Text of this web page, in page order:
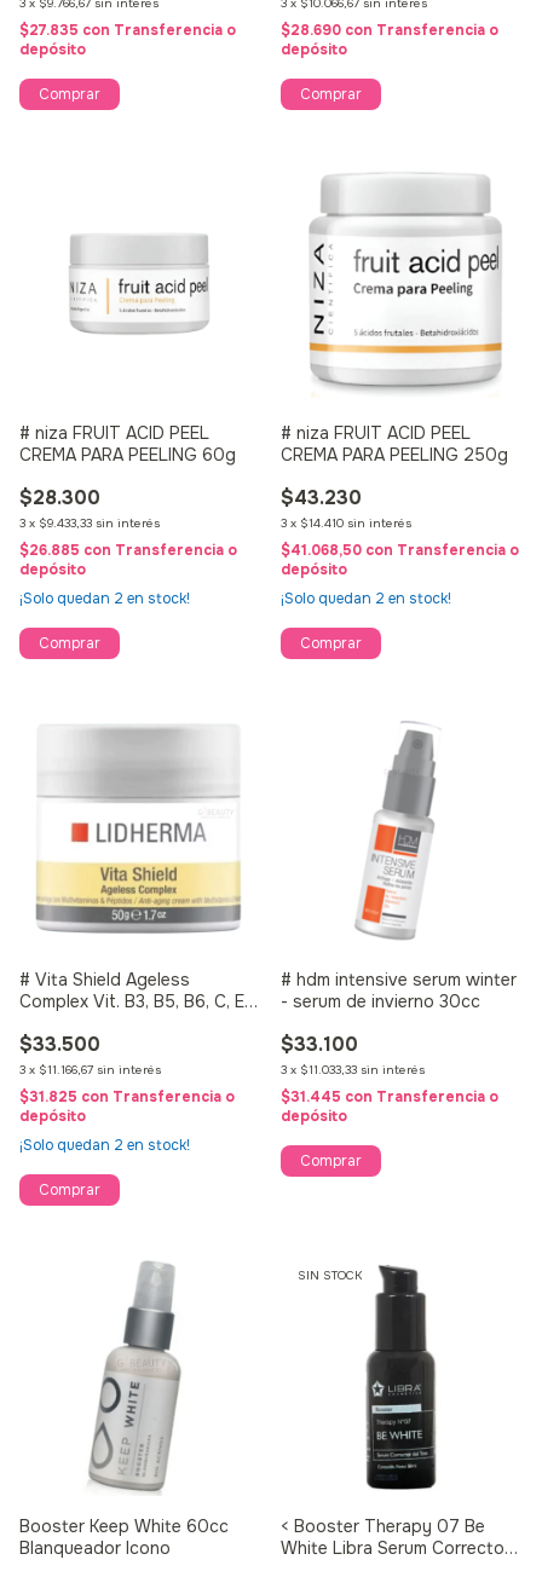
$27.835 con Transferencia o
depósito
$28.690 con Transferencia o
depósito
# niza FRUIT ACID PEEL
CREMA PARA PEELING 60g
$28.300
3 x $9.433,33 sin interés
$26.885 con Transferencia o
depósito
¡Solo quedan 2 en stock!
# niza FRUIT ACID PEEL
CREMA PARA PEELING 250g
$43.230
3 x $14.410 sin interés
$41.068,50 con Transferencia o
depósito
¡Solo quedan 2 en stock!
# Vita Shield Ageless
Complex Vit. B3, B5, B6, C, E
$33.500
3 x $11.166,67 sin interés
$31.825 con Transferencia o
depósito
¡Solo quedan 2 en stock!
# hdm intensive serum winter
- serum de invierno 30cc
$33.100
3 x $11.033,33 sin interés
$31.445 con Transferencia o
depósito
Booster Keep White 60cc
Blanqueador Icono
SIN STOCK
< Booster Therapy 07 Be
White Libra Serum Corrector